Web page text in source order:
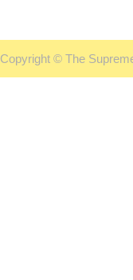
Copyright © The